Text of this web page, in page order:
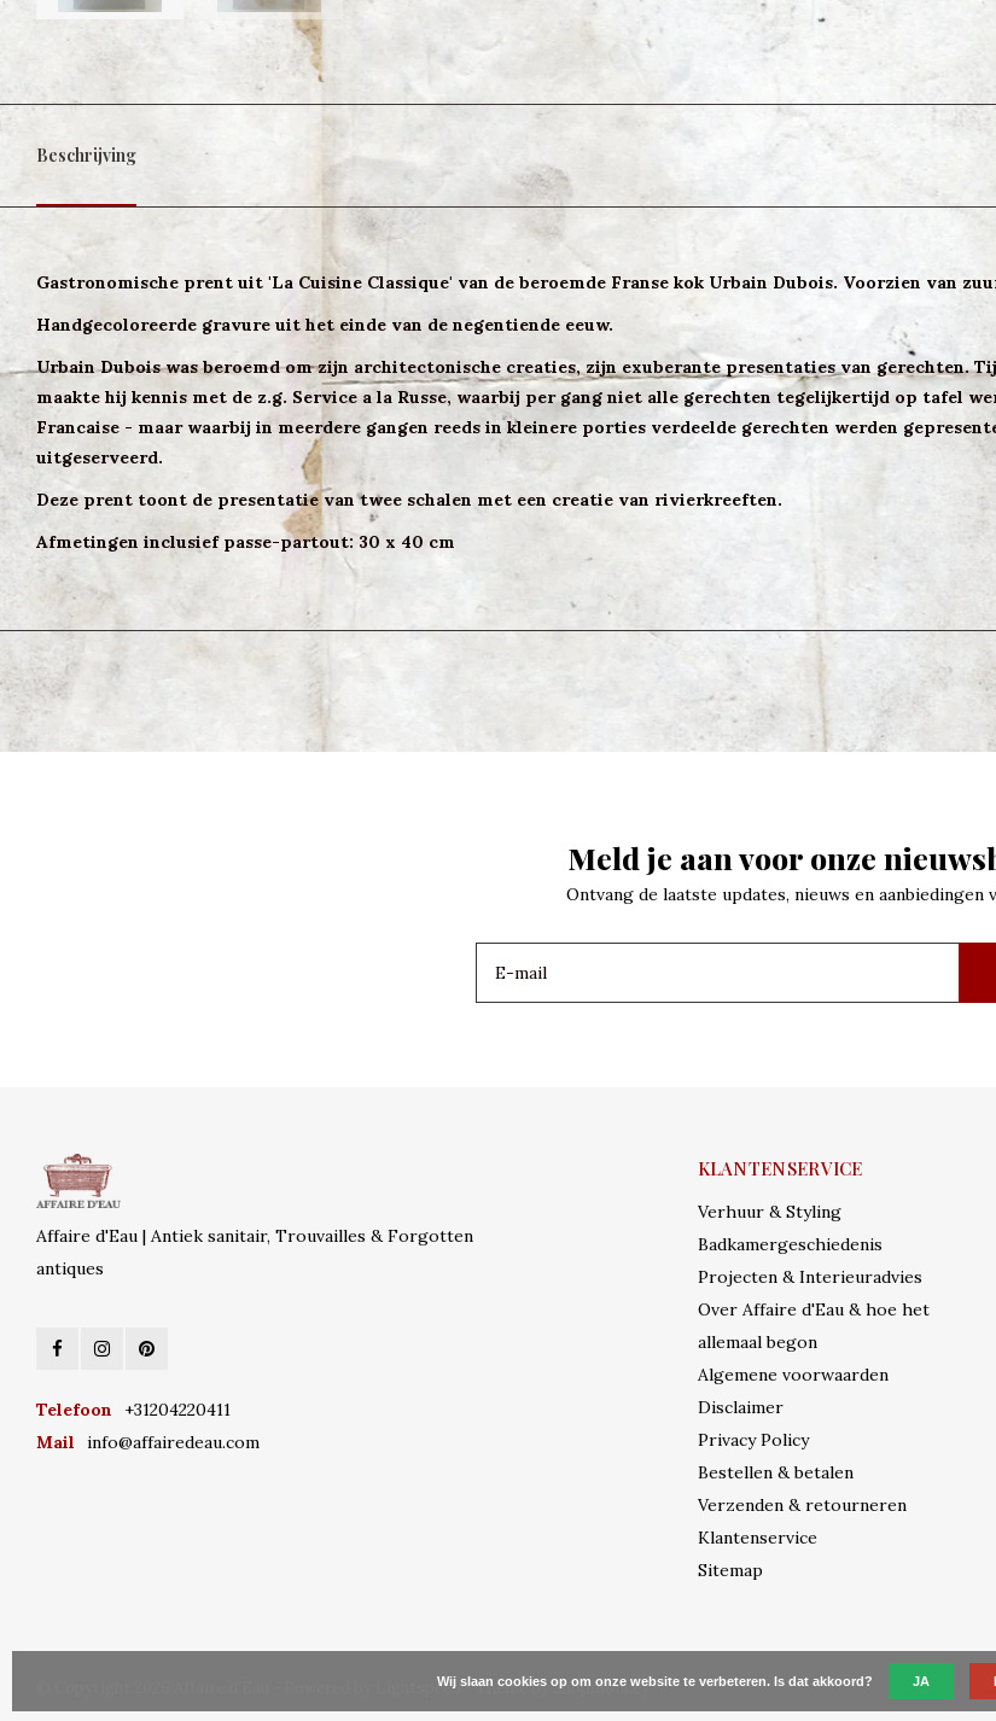
Beschrijving
Gastronomische prent uit 'La Cuisine Classique' van de beroemde Franse kok Urbain Dubois. Voorzien van
Handgecoloreerde gravure uit het einde van de negentiende eeuw.
Urbain Dubois was beroemd om zijn architectonische creaties, zijn exuberante presentaties van gerechten.
maakte hij kennis met de z.g. Service a la Russe, waarbij per gang niet alle gerechten tegelijkertijd op tafel
Francaise - maar waarbij in meerdere gangen reeds in kleinere porties verdeelde gerechten werden
uitgeserveerd.
Deze prent toont de presentatie van twee schalen met een creatie van rivierkreeften.
Afmetingen inclusief passe-partout: 30 x 40 cm
Meld je aan voor onze
Ontvang de laatste updates, nieuws en aanbiedingen
Affaire d'Eau | Antiek sanitair, Trouvailles & Forgotten
antiques
Telefoon
+31204220411
Mail
info@affairedeau.com
KLANTENSERVICE
Verhuur & Styling
Badkamergeschiedenis
Projecten & Interieuradvies
Over Affaire d'Eau & hoe het
allemaal begon
Algemene voorwaarden
Disclaimer
Privacy Policy
Bestellen & betalen
Verzenden & retourneren
Klantenservice
Sitemap
Lightspeed- Theme byShopmonkey
Wij slaan cookies op om onze website te verbeteren. Is dat akkoord? JA